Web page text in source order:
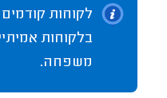
לקוחות
בלקוחות
משפחה.